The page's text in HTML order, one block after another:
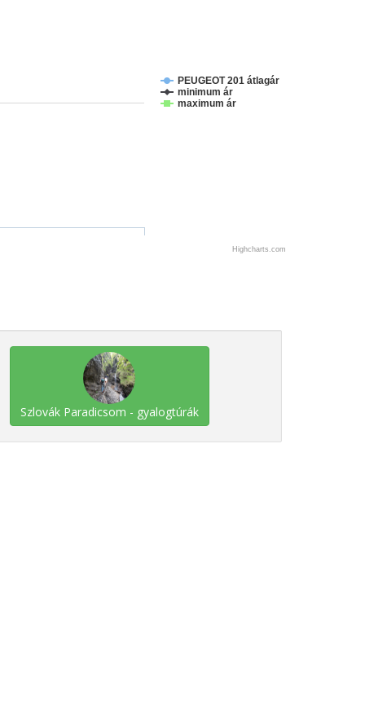
PEUGEOT 201 átlagár
minimum ár
maximum ár
Highcharts.com
Szlovák Paradicsom - gyalogtúrák